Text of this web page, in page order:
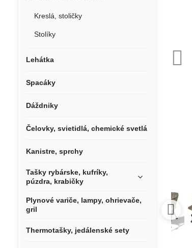
Kreslá, stoličky
Stolíky
Lehátka
Spacáky
Dáždniky
Čelovky, svietidlá, chemické svetlá
Kanistre, sprchy
Tašky rybárske, kufríky,
púzdra, krabičky
Plynové variče, lampy, ohrievače,
gril
Thermotašky, jedálenské sety